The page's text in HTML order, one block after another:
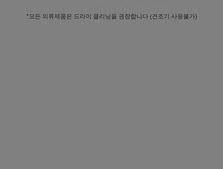
*모든 의류제품은 드라이 클리닝을 권장합니다 (건조기 사용불가)